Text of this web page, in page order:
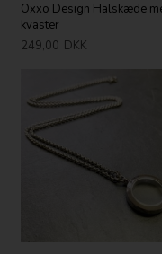
Oxxo Design Halskæde
kvaster
249,00 DKK